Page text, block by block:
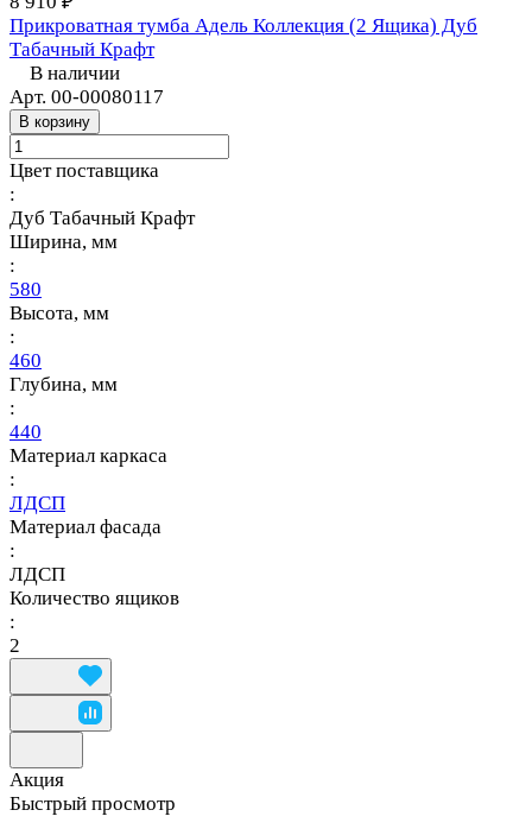
Прикроватная тумба Адель Коллекция (2 Ящика) Дуб
Табачный Крафт
В наличии
Арт. 00-00080117
В корзину
Цвет поставщика
:
Дуб Табачный Крафт
Ширина, мм
:
580
Высота, мм
:
460
Глубина, мм
:
440
Материал каркаса
:
ЛДСП
Материал фасада
:
ЛДСП
Количество ящиков
:
2
Акция
Быстрый просмотр